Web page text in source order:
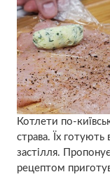
Котлети по-
страва. Їх готують
застілля.
рецептом